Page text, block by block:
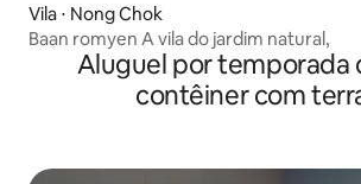
Vila ⋅ Nong Chok
Baan romyen A vila do jardim natural,
Aluguel por temporada
contêiner com